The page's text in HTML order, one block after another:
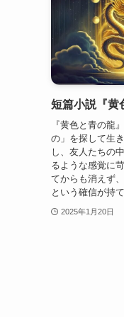
短篇小説『黄
『黄色と青の龍
の」を探して生
し、友人たちの
るような感覚に
てからも消えず
という確信が持
2025年1月20日